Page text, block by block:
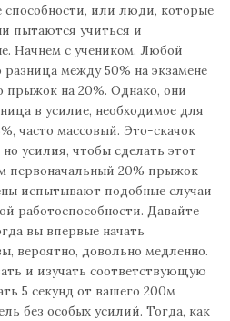
или люди, которые
пытаются учиться и
Начнем с учеником. Любой
между 50% на экзамене
прыжок на 20%. Однако, они
в усилие, необходимое для
часто массовый. Это-скачок
усилия, чтобы сделать этот
первоначальный 20% прыжок
испытывают подобные случаи
работоспособности. Давайте
вы впервые начать
вероятно, довольно медленно.
и изучать соответствующую
5 секунд от вашего 200м
без особых усилий. Тогда, как